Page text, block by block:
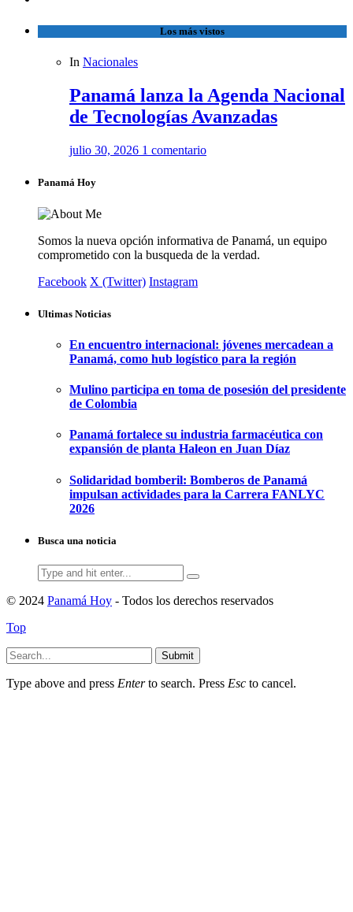
Los más vistos
In Nacionales
Panamá lanza la Agenda Nacional
de Tecnologías Avanzadas
julio 30, 2026 1 comentario
Panamá Hoy
Somos la nueva opción informativa de Panamá, un equipo
comprometido con la busqueda de la verdad.
Facebook X (Twitter) Instagram
Ultimas Noticias
En encuentro internacional: jóvenes mercadean a
Panamá, como hub logístico para la región
Mulino participa en toma de posesión del presidente
de Colombia
Panamá fortalece su industria farmacéutica con
expansión de planta Haleon en Juan Díaz
Solidaridad bomberil: Bomberos de Panamá
impulsan actividades para la Carrera FANLYC
2026
Busca una noticia
Search
for:
© 2024 Panamá Hoy - Todos los derechos reservados
Top
Submit
Type above and press Enterto search. Press Esc to cancel.